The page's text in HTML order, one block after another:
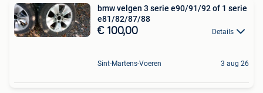
bmw velgen 3 serie e90/91/92 of 1 serie
e81/82/87/88
€ 100,00 Details
Sint-Martens-Voeren 3 aug 26